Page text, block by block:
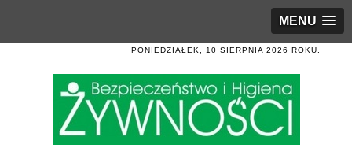
MENU
PONIEDZIAŁEK, 10 SIERPNIA 2026 ROKU.